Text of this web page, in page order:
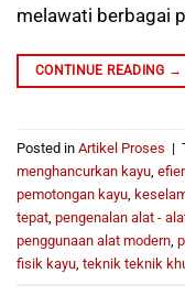
melawati berbagai
CONTINUE READING →
Posted in Artikel Proses |
menghancurkan kayu,
pemotongan kayu,
tepat, pengenalan alat -
penggunaan alat modern,
fisik kayu, teknik teknik